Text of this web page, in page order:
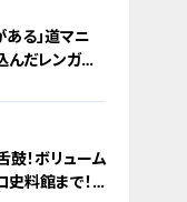
る」道マニ
んだレンガの
鼓！ボリューム
料館まで！